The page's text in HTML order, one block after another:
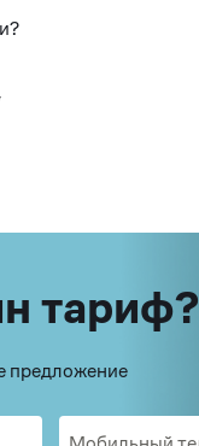
тариф?
предложение